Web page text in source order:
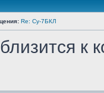
Re: Су-7БКЛ
к